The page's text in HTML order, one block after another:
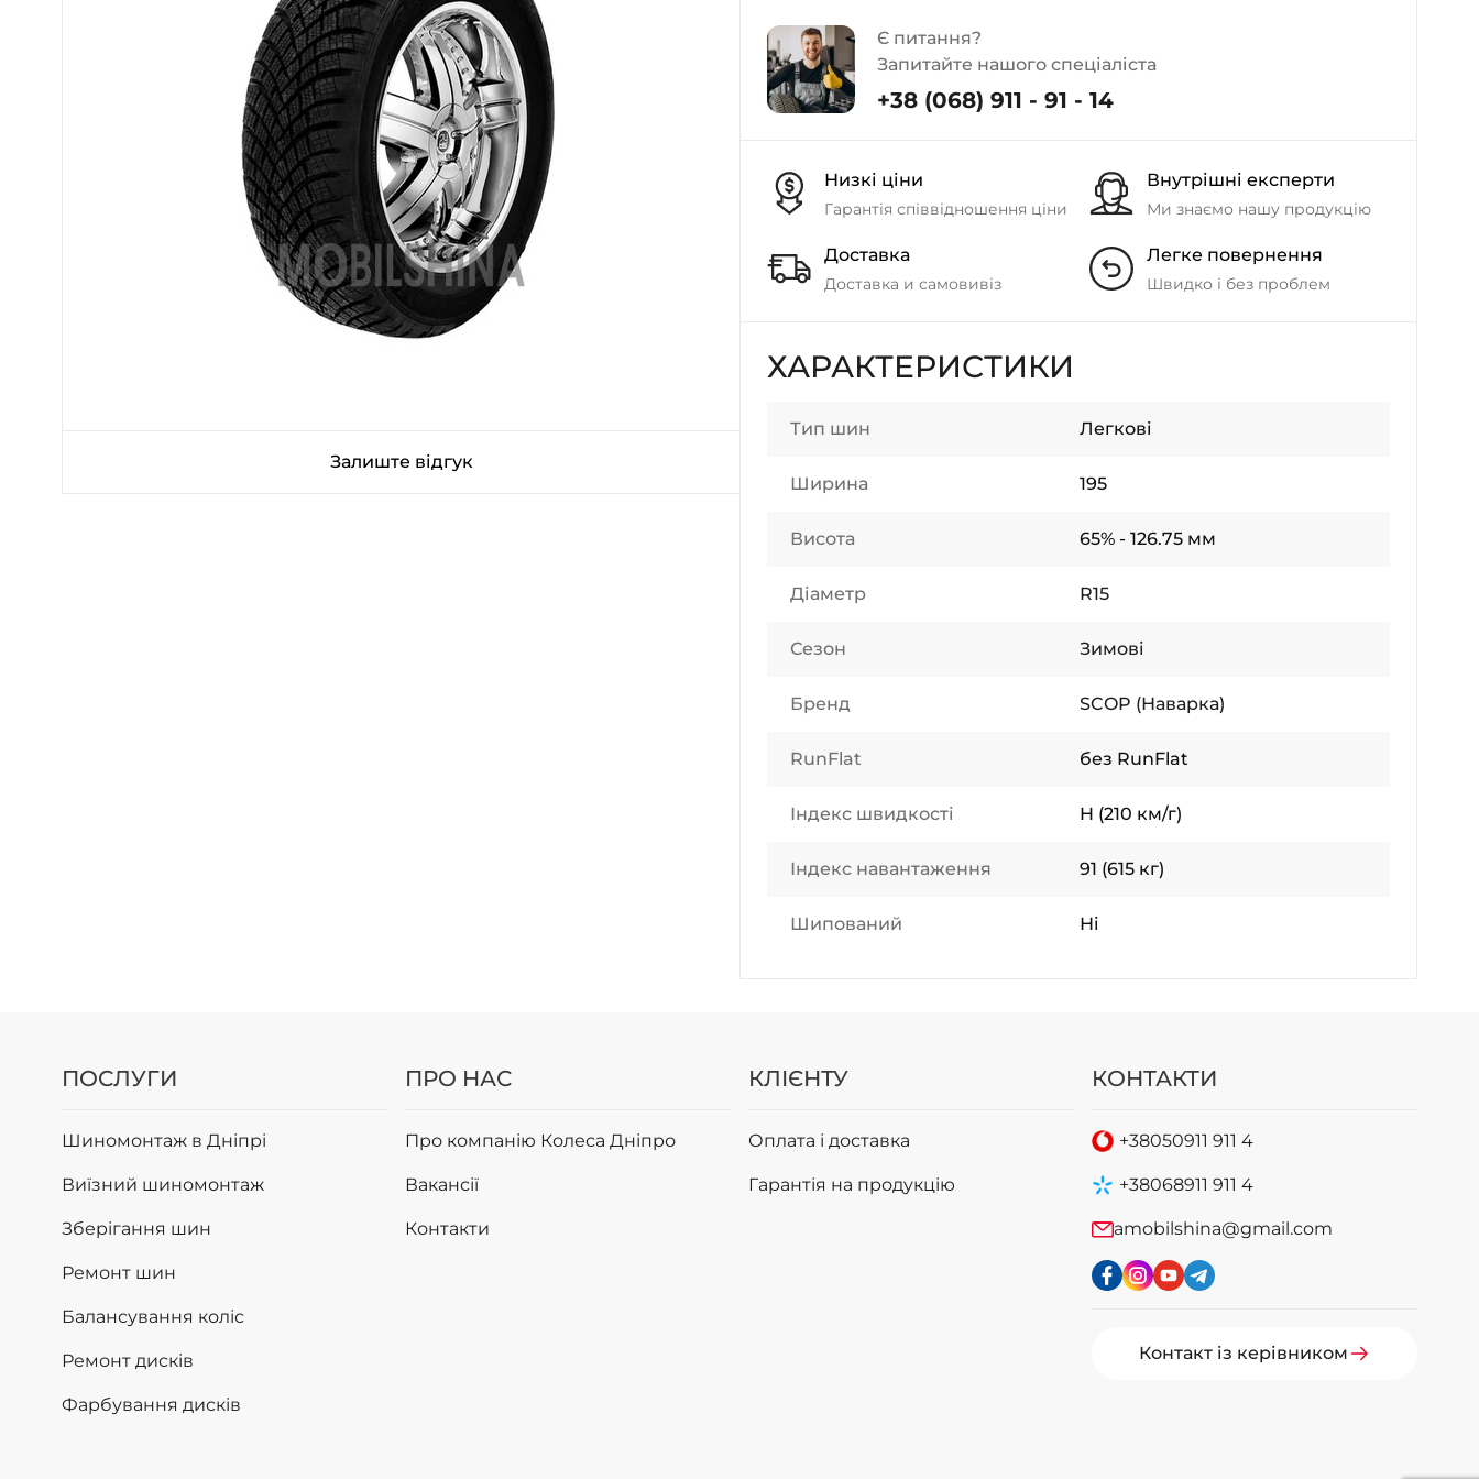
+38 (099)-643-33-77
- Тополь
- Калинова
Залиште відгук
Є питання?
Запитайте нашого спеціаліста
+38 (068) 911 - 91 - 14
Низкі ціни
Гарантія співвідношення ціни
Внутрішні експерти
Ми знаємо нашу продукцію
Доставка
Доставка и самовивіз
Легке повернення
Швидко і без проблем
ХАРАКТЕРИСТИКИ
Тип шин Легкові
Ширина 195
Висота 65% - 126.75 мм
Діаметр R15
Сезон Зимові
Бренд SCOP (Наварка)
RunFlat без RunFlat
Індекс швидкості H (210 км/г)
Індекс навантаження 91 (615 кг)
Шипований Ні
ПОСЛУГИ
Шиномонтаж в Дніпрі
Виїзний шиномонтаж
Зберігання шин
Ремонт шин
Балансування коліс
Ремонт дисків
Фарбування дисків
ПРО НАС
Про компанію Колеса Дніпро
Вакансії
Контакти
КЛІЄНТУ
Оплата і доставка
Гарантія на продукцію
КОНТАКТИ
+38050911 911 4
+38068911 911 4
amobilshina@gmail.com
Контакт із керівником